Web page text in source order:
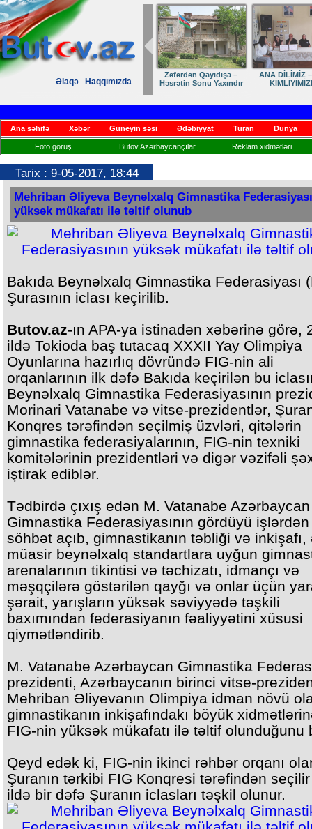
Əlaqə Haqqımızda
Zəfərdən Qayıdışa –
Həsrətin Sonu Yaxındır
ANA DİLİMİZ
Ana səhifə Xəbər Güneyin səsi Ədəbiyyat Turan Dünya
Foto görüş Bütöv Azərbaycançılar Reklam xidmətləri
Tarix : 9-05-2017, 18:44
Mehriban Əliyeva Beynəlxalq Gimnastika
yüksək mükafatı ilə təltif olunub
Bakıda Beynəlxalq Gimnastika Federasiyası
Şurasının iclası keçirilib.
Butov.az-ın APA-ya istinadən xəbərinə görə,
ildə Tokioda baş tutacaq XXXII Yay Olimpiya
Oyunlarına hazırlıq dövründə FIG-nin ali
orqanlarının ilk dəfə Bakıda keçirilən bu
Beynəlxalq Gimnastika Federasiyasının
Morinari Vatanabe və vitse-prezidentlər,
Konqres tərəfindən seçilmiş üzvləri, qitələrin
gimnastika federasiyalarının, FIG-nin texniki
komitələrinin prezidentləri və digər vəzifəli
iştirak ediblər.
Tədbirdə çıxış edən M. Vatanabe Azərbaycan
Gimnastika Federasiyasının gördüyü işlərdən
söhbət açıb, gimnastikanın təbliği və inkişafı,
müasir beynəlxalq standartlara uyğun
arenalarının tikintisi və təchizatı, idmançı və
məşqçilərə göstərilən qayğı və onlar üçün
şərait, yarışların yüksək səviyyədə təşkili
baxımından federasiyanın fəaliyyətini xüsusi
qiymətləndirib.
M. Vatanabe Azərbaycan Gimnastika
prezidenti, Azərbaycanın birinci vitse-
Mehriban Əliyevanın Olimpiya idman növü
gimnastikanın inkişafındakı böyük
FIG-nin yüksək mükafatı ilə təltif olunduğunu
Qeyd edək ki, FIG-nin ikinci rəhbər orqanı
Şuranın tərkibi FIG Konqresi tərəfindən
ildə bir dəfə Şuranın iclasları təşkil olunur.